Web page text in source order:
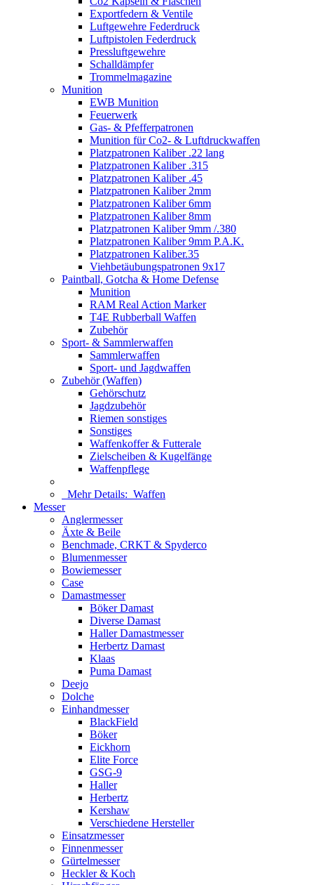
Exportfedern & Ventile
Luftgewehre Federdruck
Luftpistolen Federdruck
Pressluftgewehre
Schalldämpfer
Trommelmagazine
Munition
EWB Munition
Feuerwerk
Gas- & Pfefferpatronen
Munition für Co2- & Luftdruckwaffen
Platzpatronen Kaliber .22 lang
Platzpatronen Kaliber .315
Platzpatronen Kaliber .45
Platzpatronen Kaliber 2mm
Platzpatronen Kaliber 6mm
Platzpatronen Kaliber 8mm
Platzpatronen Kaliber 9mm /.380
Platzpatronen Kaliber 9mm P.A.K.
Platzpatronen Kaliber.35
Viehbetäubungspatronen 9x17
Paintball, Gotcha & Home Defense
Munition
RAM Real Action Marker
T4E Rubberball Waffen
Zubehör
Sport- & Sammlerwaffen
Sammlerwaffen
Sport- und Jagdwaffen
Zubehör (Waffen)
Gehörschutz
Jagdzubehör
Riemen sonstiges
Sonstiges
Waffenkoffer & Futterale
Zielscheiben & Kugelfänge
Waffenpflege
Mehr Details: Waffen
Messer
Anglermesser
Äxte & Beile
Benchmade, CRKT & Spyderco
Blumenmesser
Bowiemesser
Case
Damastmesser
Böker Damast
Diverse Damast
Haller Damastmesser
Herbertz Damast
Klaas
Puma Damast
Deejo
Dolche
Einhandmesser
BlackField
Böker
Eickhorn
Elite Force
GSG-9
Haller
Herbertz
Kershaw
Verschiedene Hersteller
Einsatzmesser
Finnenmesser
Gürtelmesser
Heckler & Koch